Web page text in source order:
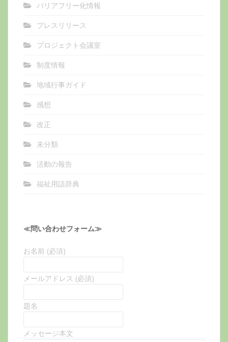
バリアフリー化情報
プレスリリース
プロジェクト会議室
制度情報
地域行事ガイド
感想
改正
未分類
活動の報告
福祉用語辞典
≪問い合わせフォーム≫
お名前 (必須)
メールアドレス (必須)
題名
メッセージ本文